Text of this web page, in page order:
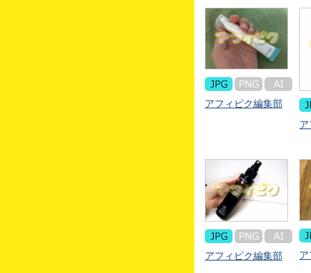
アフィピク編集部
アフィピク編集部